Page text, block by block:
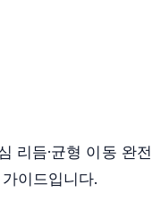
리듬·균형 이동 완전
이드입니다.